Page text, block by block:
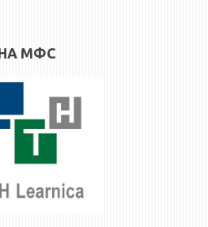
МФС